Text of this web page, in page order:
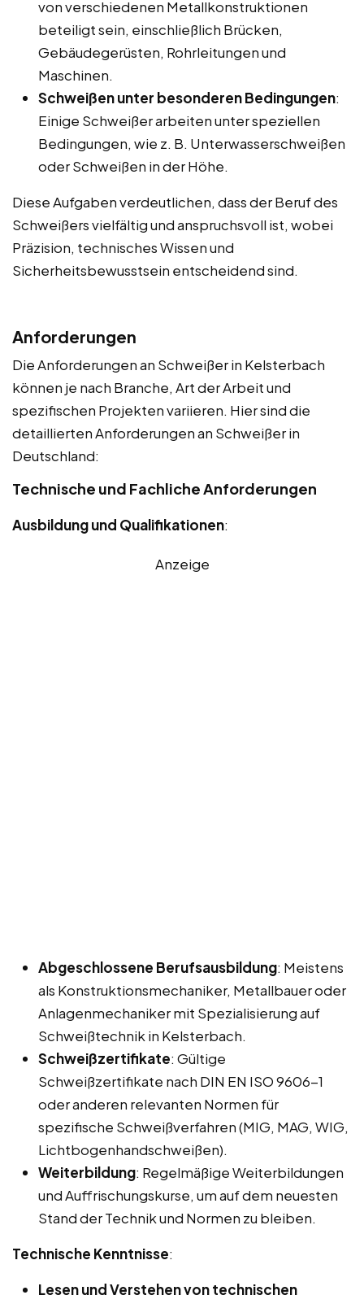
von verschiedenen Metallkonstruktionen
beteiligt sein, einschließlich Brücken,
Gebäudegerüsten, Rohrleitungen und
Maschinen.
Schweißen unter besonderen Bedingungen:
Einige Schweißer arbeiten unter speziellen
Bedingungen, wie z. B. Unterwasserschweißen
oder Schweißen in der Höhe.
Diese Aufgaben verdeutlichen, dass der Beruf des
Schweißers vielfältig und anspruchsvoll ist, wobei
Präzision, technisches Wissen und
Sicherheitsbewusstsein entscheidend sind.
Anforderungen
Die Anforderungen an Schweißer in Kelsterbach
können je nach Branche, Art der Arbeit und
spezifischen Projekten variieren. Hier sind die
detaillierten Anforderungen an Schweißer in
Deutschland:
Technische und Fachliche Anforderungen
Ausbildung und Qualifikationen:
Anzeige
Abgeschlossene Berufsausbildung: Meistens
als Konstruktionsmechaniker, Metallbauer oder
Anlagenmechaniker mit Spezialisierung auf
Schweißtechnik in Kelsterbach.
Schweißzertifikate: Gültige
Schweißzertifikate nach DIN EN ISO 9606-1
oder anderen relevanten Normen für
spezifische Schweißverfahren (MIG, MAG, WIG,
Lichtbogenhandschweißen).
Weiterbildung: Regelmäßige Weiterbildungen
und Auffrischungskurse, um auf dem neuesten
Stand der Technik und Normen zu bleiben.
Technische Kenntnisse:
Lesen und Verstehen von technischen